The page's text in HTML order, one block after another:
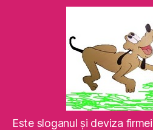
Este sloganul şi deviza